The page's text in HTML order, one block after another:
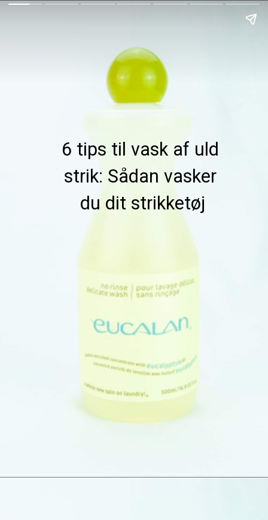
6 tips til vask af uld
strik: Sådan vasker
du dit strikketøj